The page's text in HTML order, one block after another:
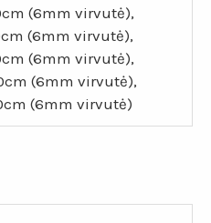
(6mm virvutė),
(6mm virvutė),
(6mm virvutė),
(6mm virvutė),
(6mm virvutė)